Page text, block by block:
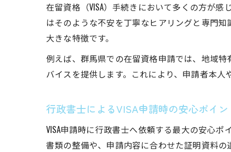
在留資格（VISA）手続きにおいて多くの方が
はそのような不安を丁寧なヒアリングと専門
大きな特徴です。
例えば、群馬県での在留資格申請では、地域
バイスを提供します。これにより、申請者本人
行政書士によるVISA申請時の安心ポイン
VISA申請時に行政書士へ依頼する最大の安心
書類の整備や、申請内容に合わせた証明資料の